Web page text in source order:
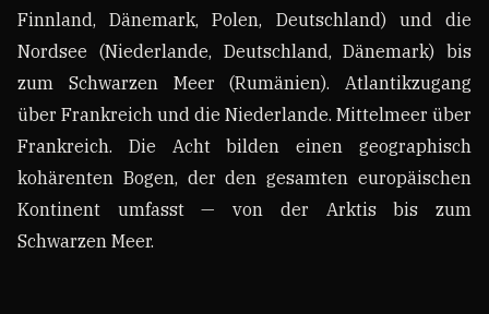
Finnland, Dänemark, Polen, Deutschland) und die
Nordsee (Niederlande, Deutschland, Dänemark) bis
zum Schwarzen Meer (Rumänien). Atlantikzugang
über Frankreich und die Niederlande. Mittelmeer über
Frankreich. Die Acht bilden einen geographisch
kohärenten Bogen, der den gesamten europäischen
Kontinent umfasst — von der Arktis bis zum
Schwarzen Meer.